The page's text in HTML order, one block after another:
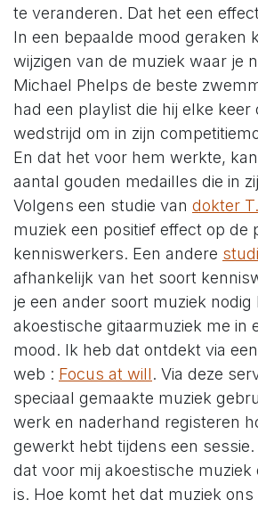
te veranderen. Dat het een
In een bepaalde mood geraken
wijzigen van de muziek waar je
Michael Phelps de beste
had een playlist die hij elke keer
wedstrijd om in zijn
En dat het voor hem werkte,
aantal gouden medailles die in
Volgens een studie van dokter
muziek een positief effect op de
kenniswerkers. Een andere
afhankelijk van het soort
je een ander soort muziek
akoestische gitaarmuziek me in
mood. Ik heb dat ontdekt via
web : Focus at will. Via deze
speciaal gemaakte muziek
werk en naderhand registeren
gewerkt hebt tijdens een
dat voor mij akoestische muziek
is. Hoe komt het dat muziek ons